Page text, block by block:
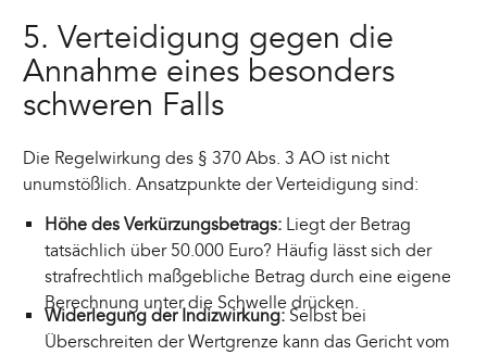
5. Verteidigung gegen die
Annahme eines besonders
schweren Falls
Die Regelwirkung des § 370 Abs. 3 AO ist nicht
unumstößlich. Ansatzpunkte der Verteidigung sind:
Höhe des Verkürzungsbetrags:Liegt der Betrag
tatsächlich über 50.000 Euro? Häufig lässt sich der
strafrechtlich maßgebliche Betrag durch eine eigene
Berechnung unter die Schwelle drücken.
Widerlegung der Indizwirkung:Selbst bei
Überschreiten der Wertgrenze kann das Gericht vom